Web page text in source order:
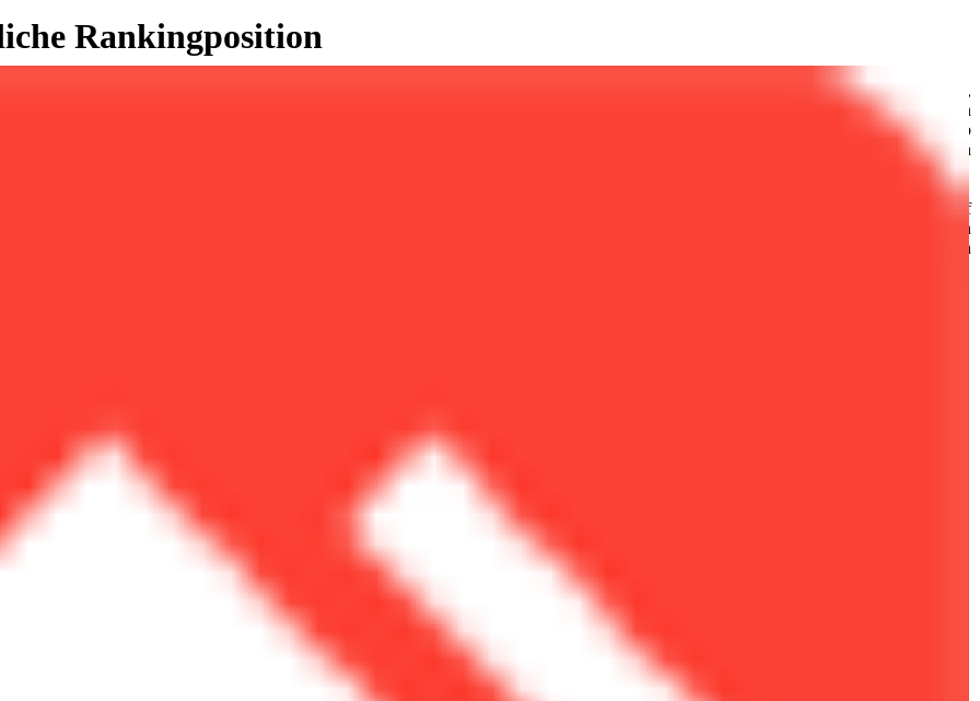
Rankingposition
an effektivem Online-Marketing bzw. SEO nicht vorbei. Ziel ist es, möglichst viele potenzielle Kunden zu erreichen – effizient,
Anzeigenkampagnen. Im Zentrum dieser Strategie steht die Suchmaschinenoptimierung (SEO), denn eine gute Platzierung in den
bereits von Haus aus zahlreiche Funktionen zur SEO-Optimierung, die eine solide Grundlage schaffen. Doch gerade im Wettbewerb
die Unterstützung durch erfahrene SEO-Experten den entscheidenden Unterschied machen. Durch gezielte Maßnahmen lassen sich
auf die jeweilige Website. Das unterstreicht die enorme Bedeutung eines starken Rankings: Wer bei relevanten Suchbegriffen auf
fünf Treffern –, erhöht seine Chancen auf mehr Klicks, höhere Conversion-Raten und langfristige Kundenbindung erheblich. Nutzerinnen
sehr gut auf SEO-Anforderungen abgestimmt und bietet damit eine ideale Ausgangsbasis. Mit der richtigen Strategie lassen sich